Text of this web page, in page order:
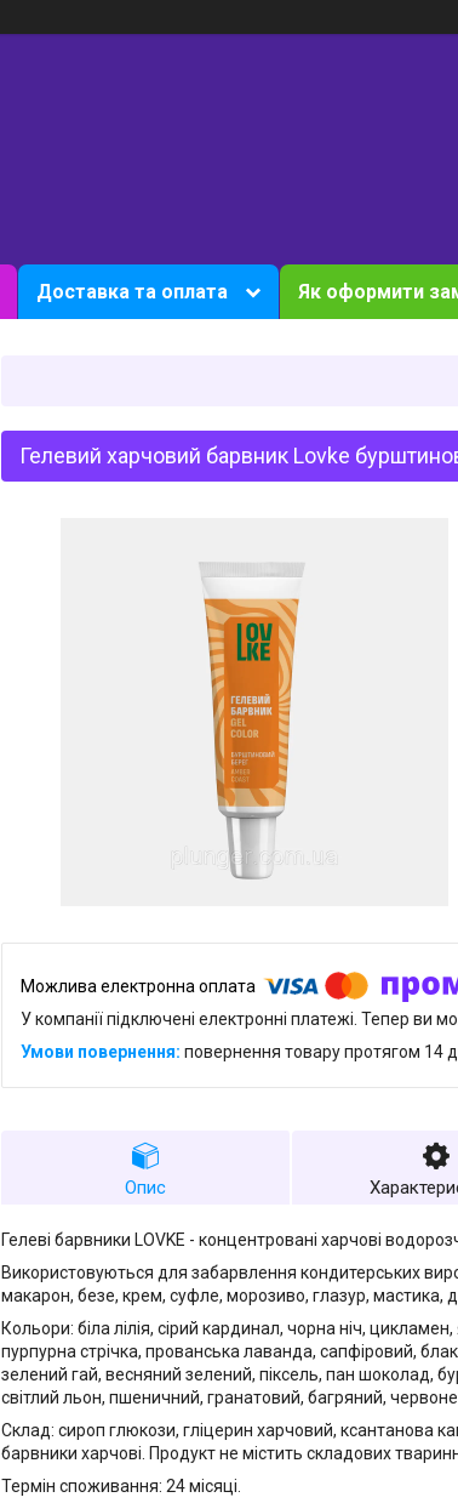
Доставка та оплата Як оформити
Гелевий харчовий барвник Lovke
У компанії підключені електронні платежі. Тепер ви
повернення товару протягом 14
Опис
Гелеві барвники LOVKE - концентровані харчові
Використовуються для забарвлення кондитерських
макарон, безе, крем, суфле, морозиво, глазур, мастика,
Кольори: біла лілія, сірий кардинал, чорна ніч,
пурпурна стрічка, прованська лаванда, сапфіровий,
зелений гай, весняний зелений, піксель, пан шоколад,
світлий льон, пшеничний, гранатовий, багряний,
Склад: сироп глюкози, гліцерин харчовий, ксантанова
барвники харчові. Продукт не містить складових
Термін споживання: 24 місяці.